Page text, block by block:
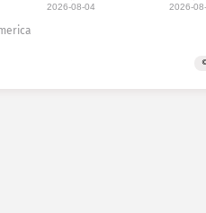
2026-08-04 2026-